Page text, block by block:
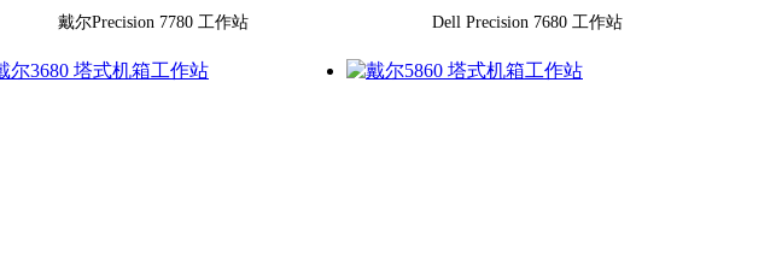
戴尔Precision 7780 工作站 Dell Precision 7680 工作站